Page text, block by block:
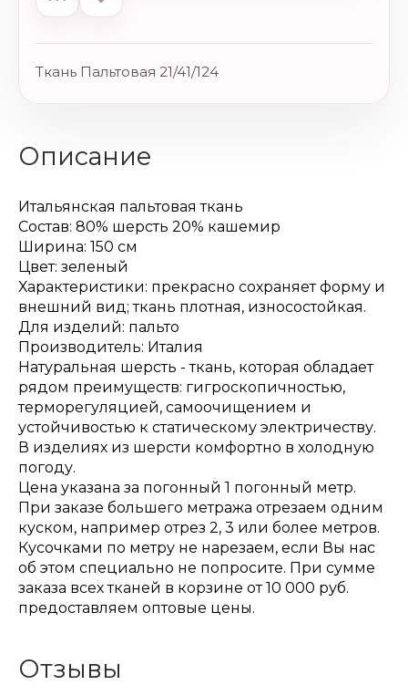
Ткань Пальтовая 21/41/124
Описание
Итальянская пальтовая ткань
Состав: 80% шерсть 20% кашемир
Ширина: 150 см
Цвет: зеленый
Характеристики: прекрасно сохраняет форму и
внешний вид; ткань плотная, износостойкая.
Для изделий: пальто
Производитель: Италия
Натуральная шерсть - ткань, которая обладает
рядом преимуществ: гигроскопичностью,
терморегуляцией, самоочищением и
устойчивостью к статическому электричеству.
В изделиях из шерсти комфортно в холодную
погоду.
Цена указана за погонный 1 погонный метр.
При заказе большего метража отрезаем одним
куском, например отрез 2, 3 или более метров.
Кусочками по метру не нарезаем, если Вы нас
об этом специально не попросите. При сумме
заказа всех тканей в корзине от 10 000 руб.
предоставляем оптовые цены.
Отзывы